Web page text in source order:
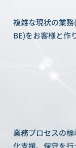
複雑な現状の業
BE)をお客様と作
業務プロセスの
化支援、保守を